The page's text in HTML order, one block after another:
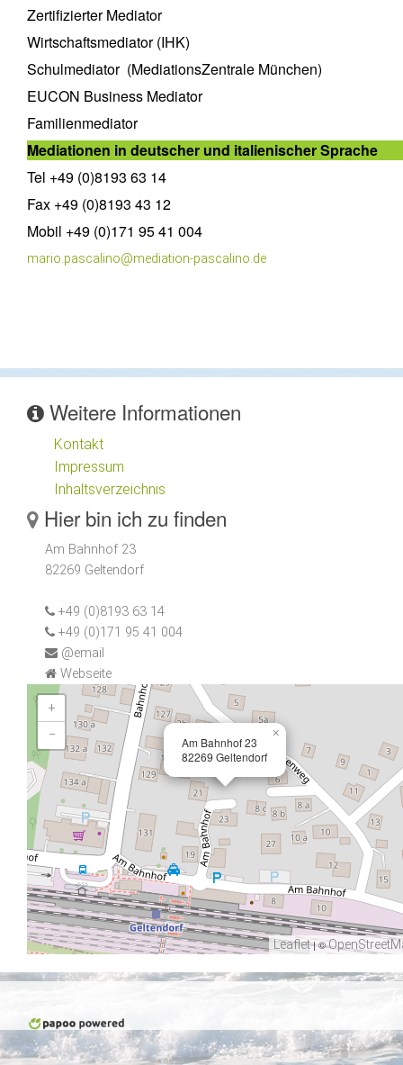
Zertifizierter Mediator
Wirtschaftsmediator (IHK)
Schulmediator (MediationsZentrale München)
EUCON Business Mediator
Familienmediator
Mediationen in deutscher und italienischer Sprache
Tel +49 (0)8193 63 14
Fax +49 (0)8193 43 12
Mobil +49 (0)171 95 41 004
mario.pascalino@mediation-pascalino.de
Weitere Informationen
Kontakt
Impressum
Inhaltsverzeichnis
Hier bin ich zu finden
Am Bahnhof 23
82269 Geltendorf
+49 (0)8193 63 14
+49 (0)171 95 41 004
@email
Webseite
Am Bahnhof 23
82269 Geltendorf
×
+
−
Leaflet| ©